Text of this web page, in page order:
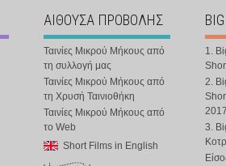
ΑΙΘΟΥΣΑ ΠΡΟΒΟΛΗΣ
Ταινίες Μικρού Μήκους από
τη συλλογή μας
Ταινίες Μικρού Μήκους από
τη Χρυσή Ταινιοθήκη
Ταινίες Μικρού Μήκους από
το Web
Short Films in English
1.
2.
3.